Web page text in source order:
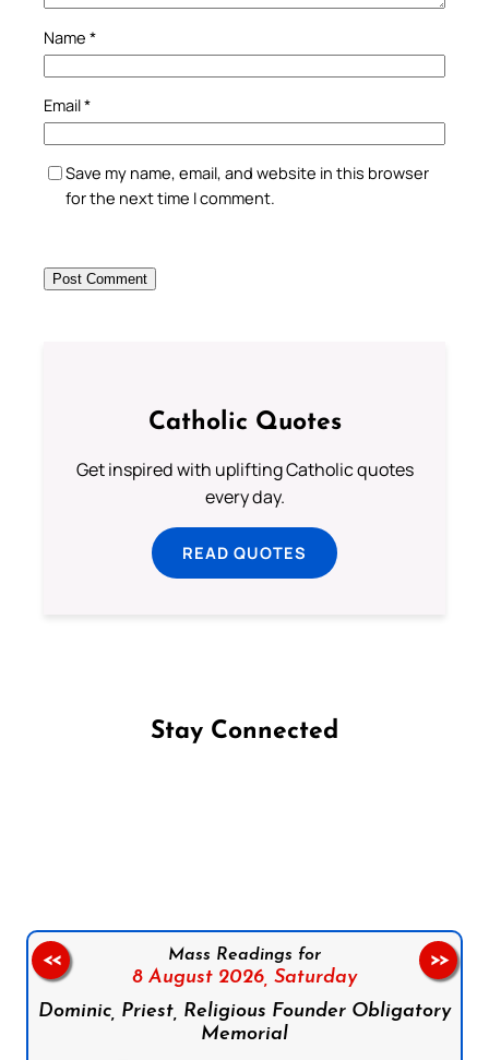
Name *
Email*
Save my name, email, and website in this browser
for the next time I comment.
Catholic Quotes
Get inspired with uplifting Catholic quotes
every day.
READ QUOTES
Stay Connected
Mass Readings for
8 August 2026, Saturday
Dominic, Priest, Religious Founder Obligatory
Memorial
<< >>